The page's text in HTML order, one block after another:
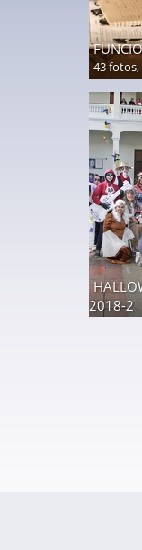
43 fotos,
2018-2